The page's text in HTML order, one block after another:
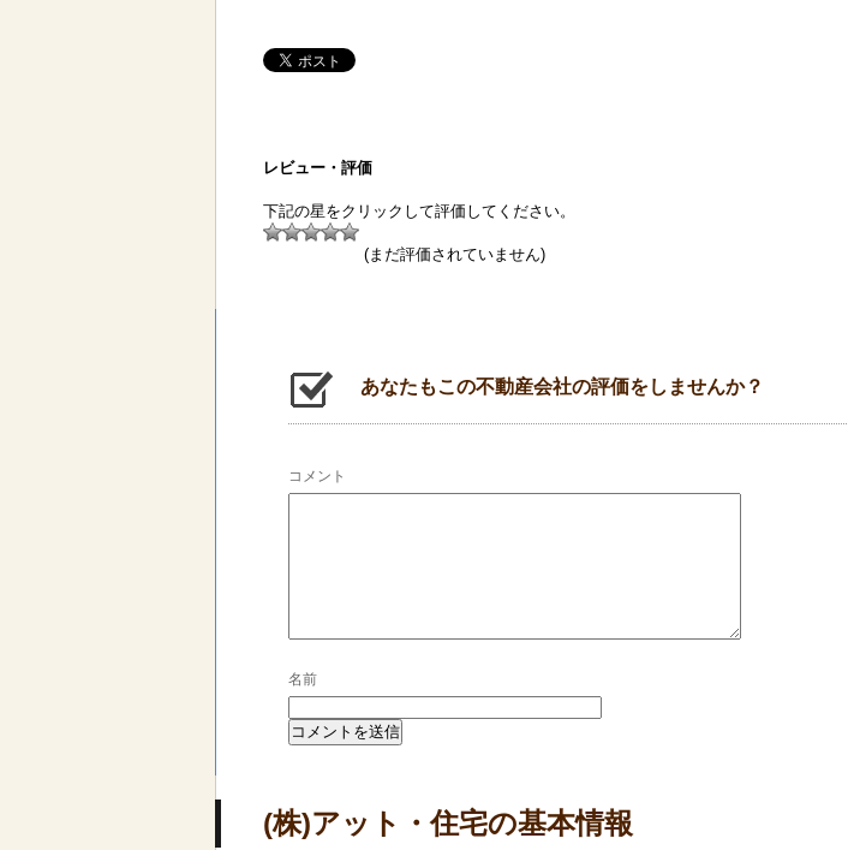
レビュー・評価
下記の星をクリックして評価してください。
(まだ評価されていません)
あなたもこの不動産会社の評価をしませんか？
コメント
名前
(株)アット・住宅の基本情報